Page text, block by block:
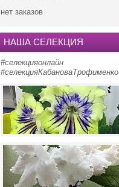
нет заказов
НАША СЕЛЕКЦИЯ
#селекцияонлайн
#селекцияКабановаТрофименко